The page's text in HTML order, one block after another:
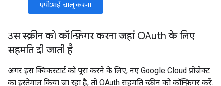
एपीआई चालू करना
उस स्क्रीन को कॉन्फ़िगर करना जहां OAuth के लिए
सहमति दी जाती है
अगर इस क्विकस्टार्ट को पूरा करने के लिए, नए Google Cloud प्रोजेक्ट
का इस्तेमाल किया जा रहा है, तो OAuth सहमति स्क्रीन को कॉन्फ़िगर करें.